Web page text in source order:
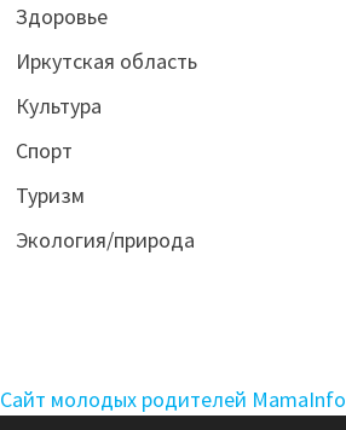
Здоровье
Иркутская область
Культура
Спорт
Туризм
Экология/природа
Сайт молодых родителей MamaInfo